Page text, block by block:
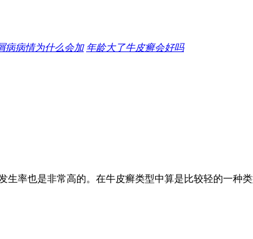
病病情为什么会加 年龄大了牛皮癣会好吗
率也是非常高的。在牛皮癣类型中算是比较轻的一种